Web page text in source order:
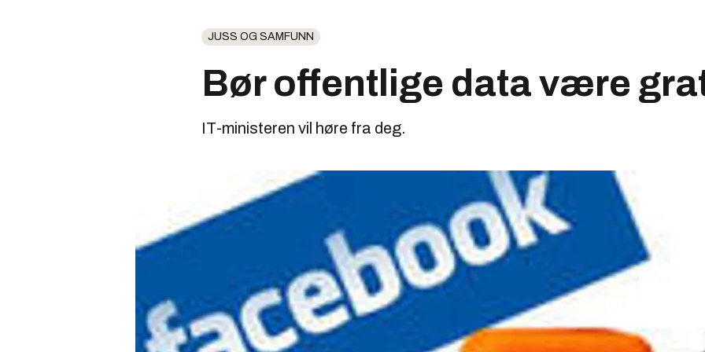
JUSS OG SAMFUNN
Bør offentlige data være
IT-ministeren vil høre fra deg.